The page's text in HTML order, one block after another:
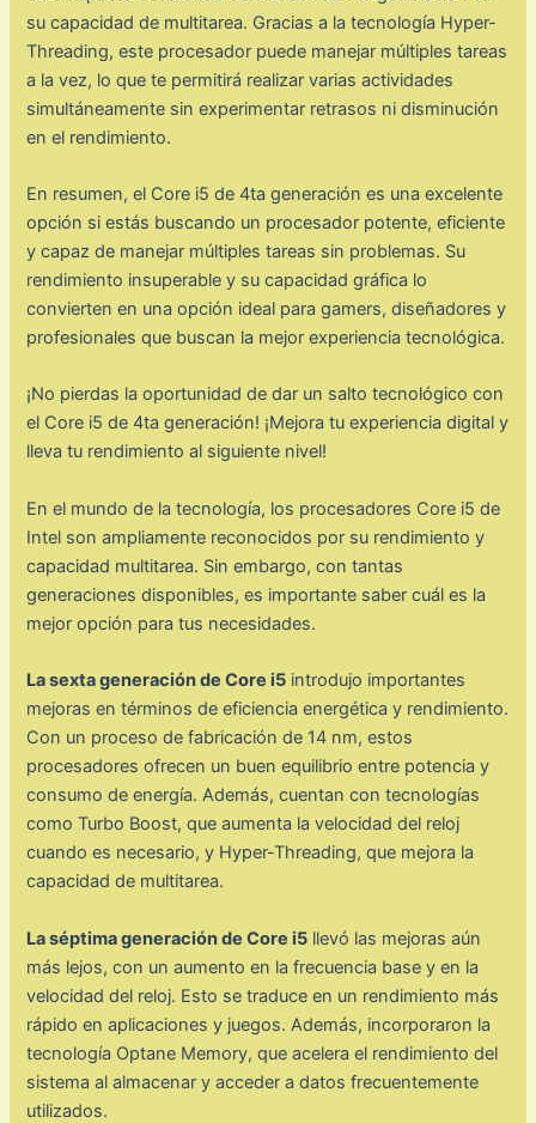
su capacidad de multitarea. Gracias a la tecnología Hyper-
Threading, este procesador puede manejar múltiples tareas
a la vez, lo que te permitirá realizar varias actividades
simultáneamente sin experimentar retrasos ni disminución
en el rendimiento.
En resumen, el Core i5 de 4ta generación es una excelente
opción si estás buscando un procesador potente, eficiente
y capaz de manejar múltiples tareas sin problemas. Su
rendimiento insuperable y su capacidad gráfica lo
convierten en una opción ideal para gamers, diseñadores y
profesionales que buscan la mejor experiencia tecnológica.
¡No pierdas la oportunidad de dar un salto tecnológico con
el Core i5 de 4ta generación! ¡Mejora tu experiencia digital y
lleva tu rendimiento al siguiente nivel!
En el mundo de la tecnología, los procesadores Core i5 de
Intel son ampliamente reconocidos por su rendimiento y
capacidad multitarea. Sin embargo, con tantas
generaciones disponibles, es importante saber cuál es la
mejor opción para tus necesidades.
La sexta generación de Core i5 introdujo importantes
mejoras en términos de eficiencia energética y rendimiento.
Con un proceso de fabricación de 14 nm, estos
procesadores ofrecen un buen equilibrio entre potencia y
consumo de energía. Además, cuentan con tecnologías
como Turbo Boost, que aumenta la velocidad del reloj
cuando es necesario, y Hyper-Threading, que mejora la
capacidad de multitarea.
La séptima generación de Core i5 llevó las mejoras aún
más lejos, con un aumento en la frecuencia base y en la
velocidad del reloj. Esto se traduce en un rendimiento más
rápido en aplicaciones y juegos. Además, incorporaron la
tecnología Optane Memory, que acelera el rendimiento del
sistema al almacenar y acceder a datos frecuentemente
utilizados.